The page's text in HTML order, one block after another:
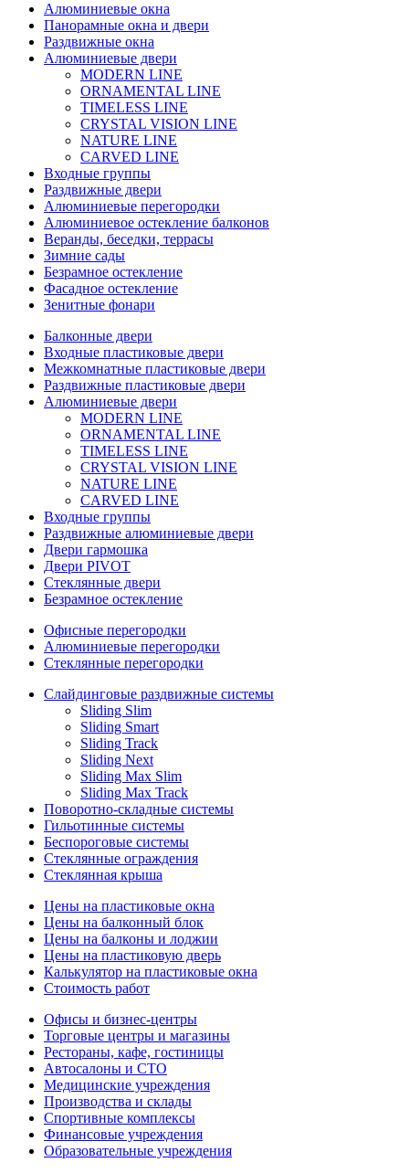
Алюминиевые окна
Панорамные окна и двери
Раздвижные окна
Алюминиевые двери
MODERN LINE
ORNAMENTAL LINE
TIMELESS LINE
CRYSTAL VISION LINE
NATURE LINE
CARVED LINE
Входные группы
Раздвижные двери
Алюминиевые перегородки
Алюминиевое остекление балконов
Веранды, беседки, террасы
Зимние сады
Безрамное остекление
Фасадное остекление
Зенитные фонари
Балконные двери
Входные пластиковые двери
Межкомнатные пластиковые двери
Раздвижные пластиковые двери
Алюминиевые двери
MODERN LINE
ORNAMENTAL LINE
TIMELESS LINE
CRYSTAL VISION LINE
NATURE LINE
CARVED LINE
Входные группы
Раздвижные алюминиевые двери
Двери гармошка
Двери PIVOT
Стеклянные двери
Безрамное остекление
Офисные перегородки
Алюминиевые перегородки
Стеклянные перегородки
Слайдинговые раздвижные системы
Sliding Slim
Sliding Smart
Sliding Track
Sliding Next
Sliding Max Slim
Sliding Max Track
Поворотно-складные системы
Гильотинные системы
Беспороговые системы
Стеклянные ограждения
Стеклянная крыша
Цены на пластиковые окна
Цены на балконный блок
Цены на балконы и лоджии
Цены на пластиковую дверь
Калькулятор на пластиковые окна
Стоимость работ
Офисы и бизнес-центры
Торговые центры и магазины
Рестораны, кафе, гостиницы
Автосалоны и СТО
Медицинские учреждения
Производства и склады
Спортивные комплексы
Финансовые учреждения
Образовательные учреждения